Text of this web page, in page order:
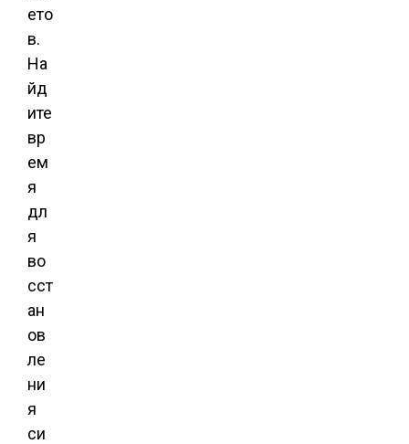
ето
в.
На
йд
ите
вр
ем
я
дл
я
во
сст
ан
ов
ле
ни
я
си